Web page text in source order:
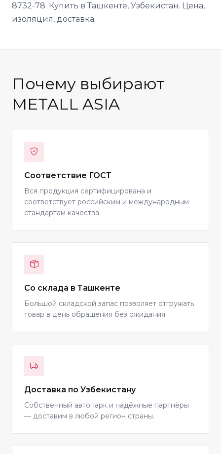
8732-78. Купить в Ташкенте, Узбекистан. Цена,
изоляция, доставка.
Почему выбирают
METALL ASIA
Соответствие ГОСТ
Вся продукция сертифицирована и
соответствует российским и международным
стандартам качества.
Со склада в Ташкенте
Большой складской запас позволяет отгружать
товар в день обращения без ожидания.
Доставка по Узбекистану
Собственный автопарк и надёжные партнёры
— доставим в любой регион страны.